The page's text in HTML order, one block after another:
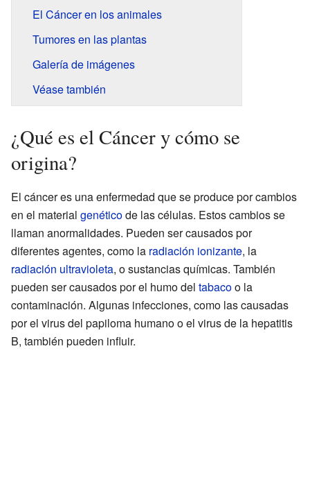
El Cáncer en los animales
Tumores en las plantas
Galería de imágenes
Véase también
¿Qué es el Cáncer y cómo se
origina?
El cáncer es una enfermedad que se produce por cambios
en el material genéticode las células. Estos cambios se
llaman anormalidades. Pueden ser causados por
diferentes agentes, como la radiación ionizante, la
radiación ultravioleta, o sustancias químicas. También
pueden ser causados por el humo del tabacoo la
contaminación. Algunas infecciones, como las causadas
por el virus del papiloma humano o el virus de la hepatitis
B, también pueden influir.